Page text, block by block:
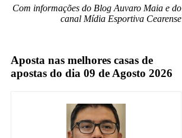
Com informações do Blog Auvaro Maia e do
canal Mídia Esportiva Cearense
Aposta nas melhores casas de
apostas do dia 09 de Agosto 2026